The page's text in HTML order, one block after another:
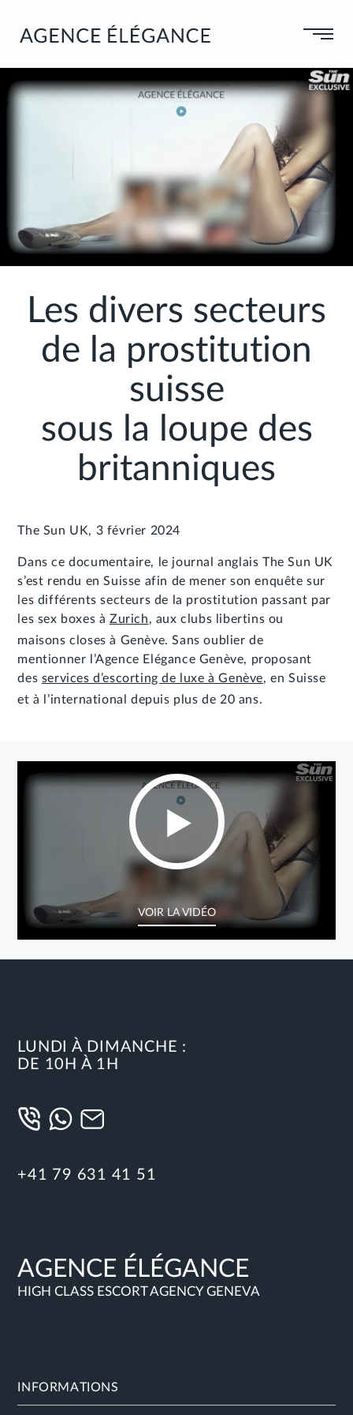
BLONDES
BRUNETTES DUOS HOT
CASTINGS
Castings
AGENCY
BLOG & PRESS
VOTRE CODE : OK
Les divers secteurs
de la prostitution
suisse
sous la loupe des
britanniques
The Sun UK, 3 février 2024
Dans ce documentaire, le journal anglais The Sun UK
s’est rendu en Suisse afin de mener son enquête sur
les différents secteurs de la prostitution passant par
les sex boxes àZurich, aux clubs libertins ou
maisons closes à Genève. Sans oublier de
mentionner l’Agence Elégance Genève, proposant
des services d’escorting de luxe à Genève, en Suisse
et à l’international depuis plus de 20 ans.
VOIR LA VIDÉO
LUNDI À DIMANCHE :
DE 10H À 1H
+41 79 631 41 51
AGENCE ÉLÉGANCE
HIGH CLASS ESCORT AGENCY GENEVA
INFORMATIONS